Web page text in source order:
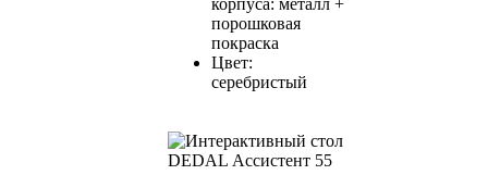
корпуса: металл +
порошковая
покраска
Цвет:
серебристый